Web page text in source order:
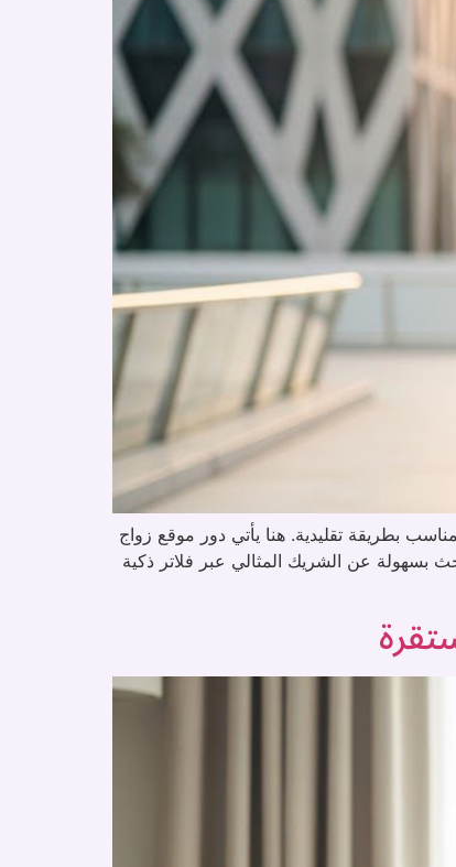
بطريقة تقليدية. هنا يأتي دور موقع زواج
بسهولة عن الشريك المثالي عبر فلاتر ذكية